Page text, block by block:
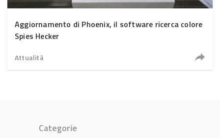
Aggiornamento di Phoenix, il software ricerca colore
Spies Hecker
Attualità
Categorie